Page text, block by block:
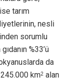
tarım
nesli
sorumlu
%33’ü
da
245.000 km2 alan